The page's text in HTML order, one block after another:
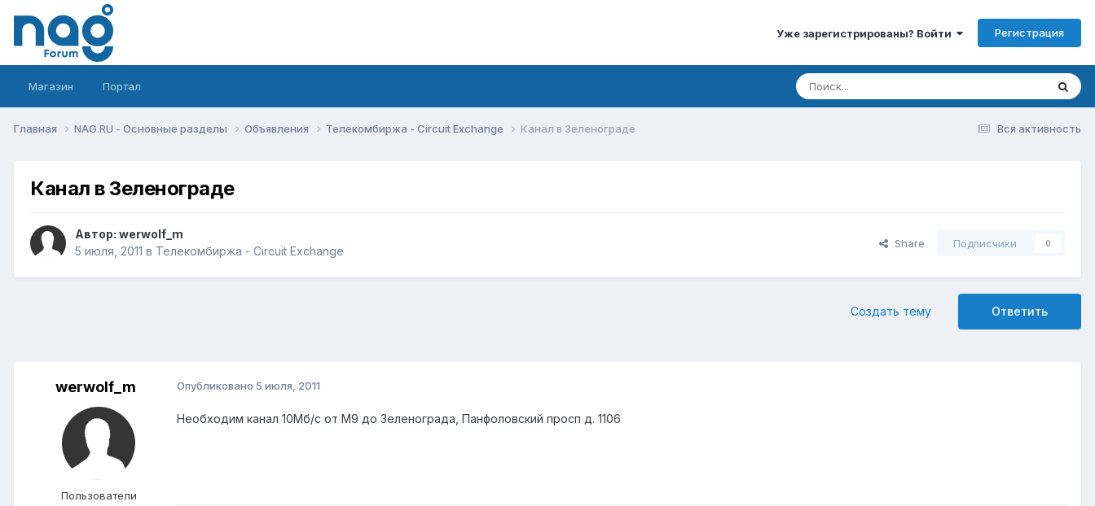
Уже зарегистрированы? Войти Регистрация
Магазин Портал
Вся активность
Главная NAG.RU - Основные разделы Объявления Телекомбиржа - Circuit Exchange Канал в Зеленограде
Канал в Зеленограде
Автор: werwolf_m
5 июля, 2011 в Телекомбиржа - Circuit Exchange
Share Подписчики 0
Ответить
Создать тему
werwolf_m
Пользователи
Опубликовано 5 июля, 2011
Необходим канал 10Мб/с от М9 до Зеленограда, Панфоловский просп д. 1106